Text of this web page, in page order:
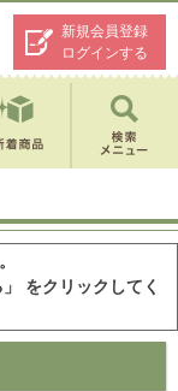
新規会員登録
ログインする
をクリックしてく